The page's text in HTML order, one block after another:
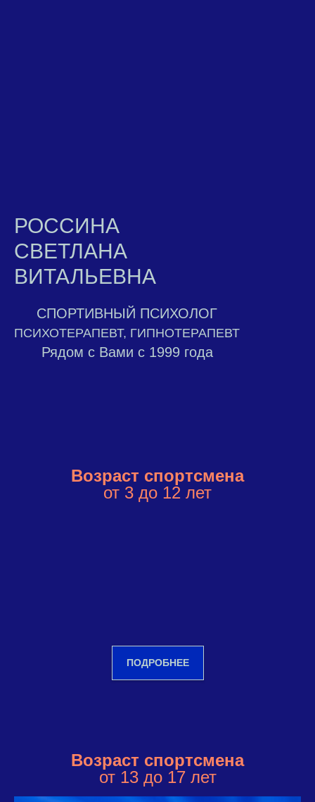
РОССИНА
СВЕТЛАНА
ВИТАЛЬЕВНА
СПОРТИВНЫЙ ПСИХОЛОГ
ПСИХОТЕРАПЕВТ, ГИПНОТЕРАПЕВТ
Рядом с Вами с 1999 года
Возраст спортсмена
от 3 до 12 лет
ПОДРОБНЕЕ
Возраст спортсмена
от 13 до 17 лет